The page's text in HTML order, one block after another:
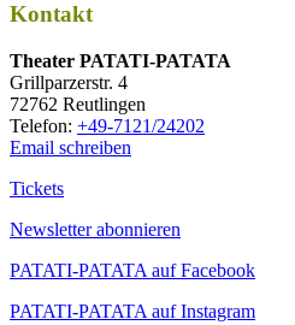
Kontakt
Thea­ter PATATI-PATATA
Grill­par­zer­str. 4
72762 Reutlingen
Tele­fon: +49-7121/24202
Email schreiben
Tickets
Newsletter abonnieren
PATATI-PATATA auf Facebook
PATATI-PATATA auf Instagram